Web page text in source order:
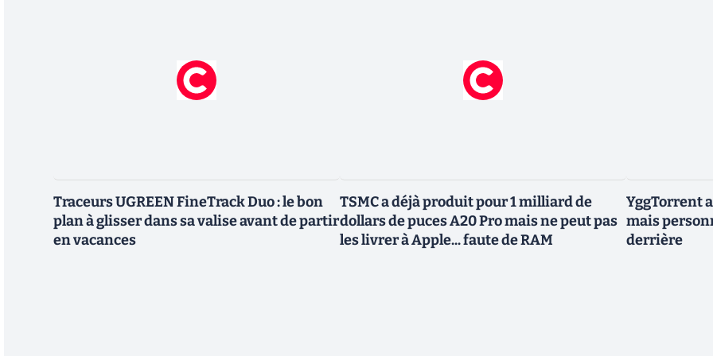
Traceurs UGREEN FineTrack Duo : le bon
plan à glisser dans sa valise avant de partir
en vacances
TSMC a déjà produit pour 1 milliard de
dollars de puces A20 Pro mais ne peut pas
les livrer à Apple... faute de RAM
YggTorrent
mais
derrière